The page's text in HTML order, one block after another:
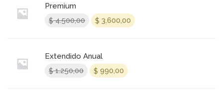
Premium
$4.500,00 $ 3.600,00
Extendido Anual
$1.250,00 $ 990,00